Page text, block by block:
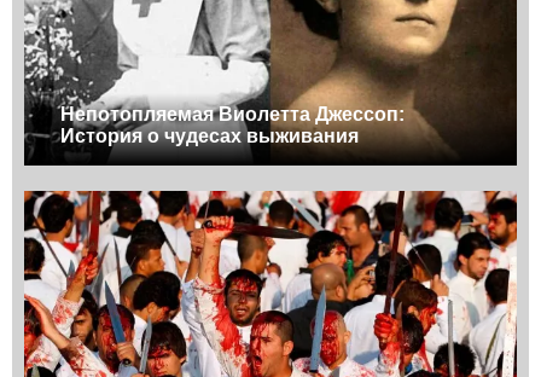
Непотопляемая Виолетта Джессоп:
История о чудесах выживания